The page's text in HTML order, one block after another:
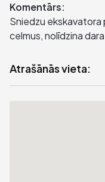
Komentārs:
Sniedzu ekskavatora
celmus, nolīdzina
Atrašānās vieta: